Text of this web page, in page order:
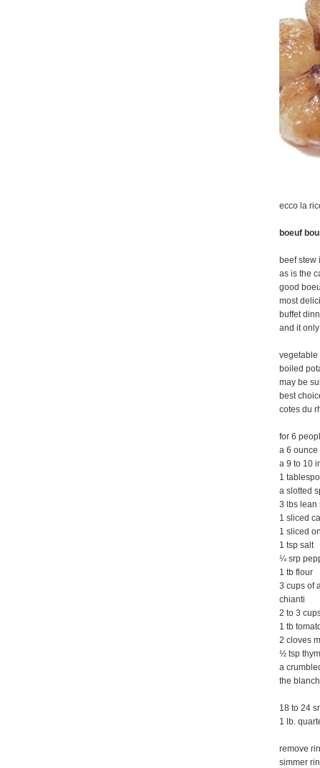
ecco la
boeuf
beef stew
as is the
good
most
buffet
and it
vegetable
boiled
may be
best
cotes du
for 6
a 6 ounce
a 9 to 10
1
a slotted
3 lbs lean
1 sliced
1 sliced
1 tsp salt
¼ srp
1 tb flour
3 cups of
chianti
2 to 3
1 tb
2 cloves
½ tsp
a
the
18 to 24
1 lb.
remove
simmer